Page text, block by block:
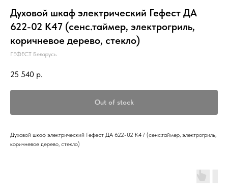
Духовой шкаф электрический Гефест ДА
622-02 К47 (сенс.таймер, электрогриль,
коричневое дерево, стекло)
ГЕФЕСТ Беларусь
25 540 р.
Out of stock
Духовой шкаф электрический Гефест ДА 622-02 К47 (сенс.таймер, электрогриль,
коричневое дерево, стекло)